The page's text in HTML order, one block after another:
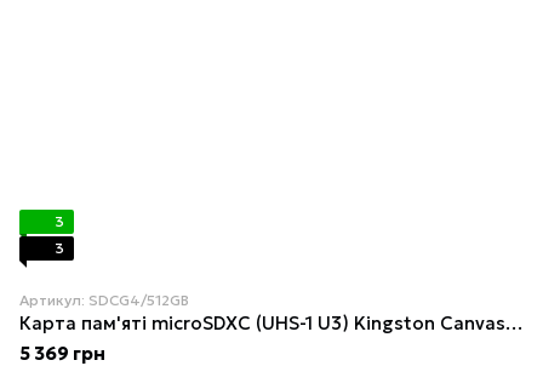
3
3
Артикул: SDCG4/512GB
Карта пам'яті microSDXC (UHS-1 U3) Kingston Canvas Go! Plus 512Gb class 10 A2 V30 (R200MB/s, W-160MB/s) (adapter SD)
5 369 грн